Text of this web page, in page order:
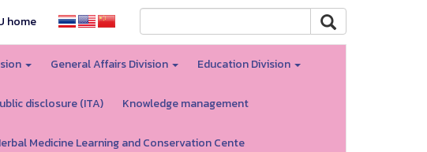
home
General Affairs Division Education Division
disclosure (ITA) Knowledge management
Medicine Learning and Conservation Cente